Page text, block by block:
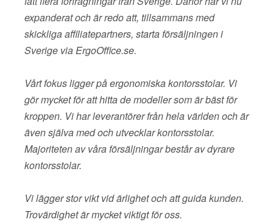
expanderat och är redo att, tillsammans med
skickliga affiliatepartners, starta försäljningen i
Sverige via ErgoOffice.se.
Vårt fokus ligger på ergonomiska kontorsstolar. Vi
gör mycket för att hitta de modeller som är bäst för
kroppen. Vi har leverantörer från hela världen och är
även själva med och utvecklar kontorsstolar.
Majoriteten av våra försäljningar består av dyrare
kontorsstolar.
Vi lägger stor vikt vid ärlighet och att guida kunden.
Trovärdighet är mycket viktigt för oss.